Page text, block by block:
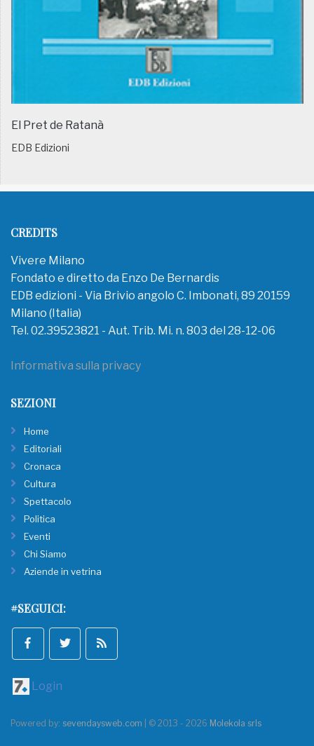
El Pret de Ratanà
EDB Edizioni
CREDITS
Vivere Milano
Fondato e diretto da Enzo De Bernardis
EDB edizioni - Via Brivio angolo C. Imbonati, 89 20159
Milano (Italia)
Tel. 02.39523821 - Aut. Trib. Mi. n. 803 del 28-12-06
Informativa sulla privacy
SEZIONI
Home
Editoriali
Cronaca
Cultura
Spettacolo
Politica
Eventi
Chi Siamo
Aziende in vetrina
#SEGUICI:
Login
Powered by: sevendaysweb.com | © 2013 - 2026 Molekola srls